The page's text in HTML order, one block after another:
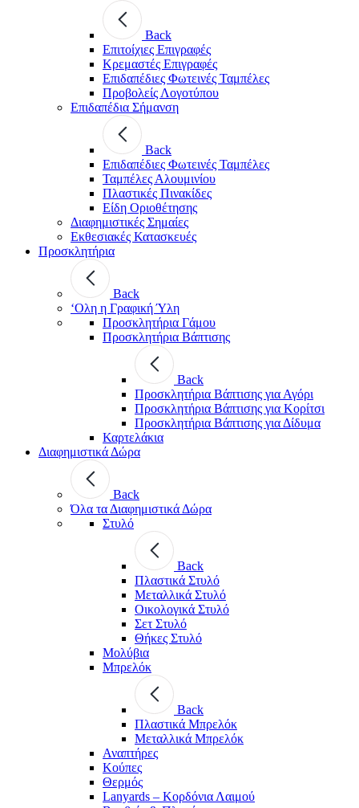
Back
Επιτοίχιες Επιγραφές
Κρεμαστές Επιγραφές
Επιδαπέδιες Φωτεινές Ταμπέλες
Προβολείς Λογοτύπου
Επιδαπέδια Σήμανση
Back
Επιδαπέδιες Φωτεινές Ταμπέλες
Ταμπέλες Αλουμινίου
Πλαστικές Πινακίδες
Είδη Οριοθέτησης
Διαφημιστικές Σημαίες
Εκθεσιακές Κατασκευές
Προσκλητήρια
Back
‘Ολη η Γραφική Ύλη
Προσκλητήρια Γάμου
Προσκλητήρια Βάπτισης
Back
Προσκλητήρια Βάπτισης για Αγόρι
Προσκλητήρια Βάπτισης για Κορίτσι
Προσκλητήρια Βάπτισης για Δίδυμα
Καρτελάκια
Διαφημιστικά Δώρα
Back
Όλα τα Διαφημιστικά Δώρα
Στυλό
Back
Πλαστικά Στυλό
Μεταλλικά Στυλό
Οικολογικά Στυλό
Σετ Στυλό
Θήκες Στυλό
Μολύβια
Μπρελόκ
Back
Πλαστικά Μπρελόκ
Μεταλλικά Μπρελόκ
Αναπτήρες
Κούπες
Θερμός
Lanyards – Kορδόνια Λαιμού